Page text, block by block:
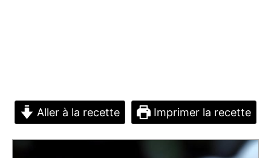
Aller à la recette Imprimer la recette